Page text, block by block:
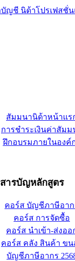
สัมมนานิด้าหน้าแร
การชำระเงินค่าสัมม
ฝึกอบรมภายในองค์
สารบัญหลักสูตร
คอร์ส บัญชีภาษีอาก
คอร์ส การจัดซื้อ
คอร์ส นำเข้า-ส่งออ
คอร์ส คลัง สินค้า ขน
บัญชีภาษีอากร